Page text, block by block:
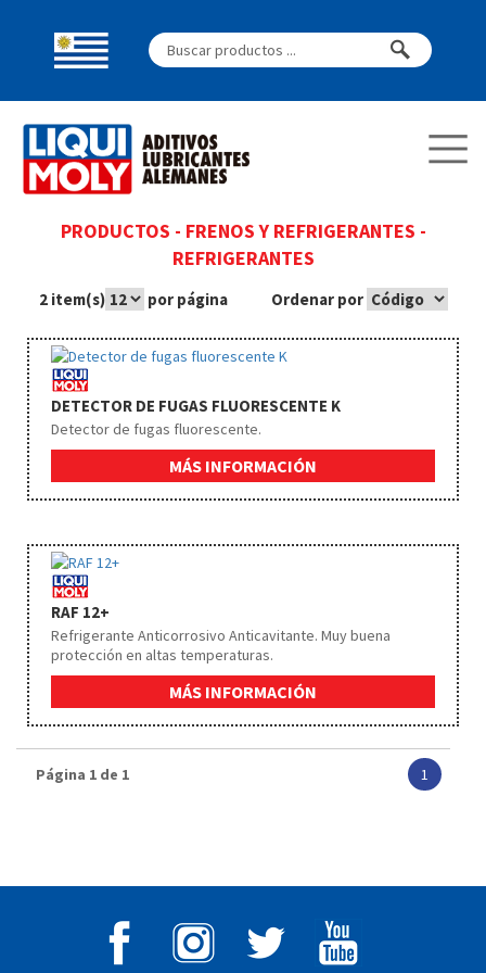
PRODUCTOS - FRENOS Y REFRIGERANTES -
REFRIGERANTES
2 item(s) por página Ordenar por
DETECTOR DE FUGAS FLUORESCENTE K
Detector de fugas fluorescente.
MÁS INFORMACIÓN
RAF 12+
Refrigerante Anticorrosivo Anticavitante. Muy buena
protección en altas temperaturas.
MÁS INFORMACIÓN
Página 1 de 1 1